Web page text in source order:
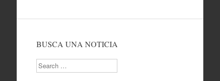
BUSCA UNA NOTICIA
Search